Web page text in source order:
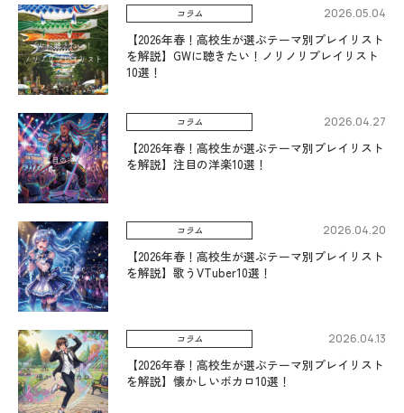
コラム 2026.05.04
【2026年春！高校生が選ぶテーマ別プレイリスト
を解説】GWに聴きたい！ノリノリプレイリスト
10選！
コラム 2026.04.27
【2026年春！高校生が選ぶテーマ別プレイリスト
を解説】注目の洋楽10選！
コラム 2026.04.20
【2026年春！高校生が選ぶテーマ別プレイリスト
を解説】歌うVTuber10選！
コラム 2026.04.13
【2026年春！高校生が選ぶテーマ別プレイリスト
を解説】懐かしいボカロ10選！